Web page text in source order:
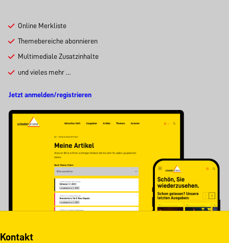
Online Merkliste
Themebereiche abonnieren
Multimediale Zusatzinhalte
und vieles mehr …
Jetzt anmelden/registrieren
Kontakt